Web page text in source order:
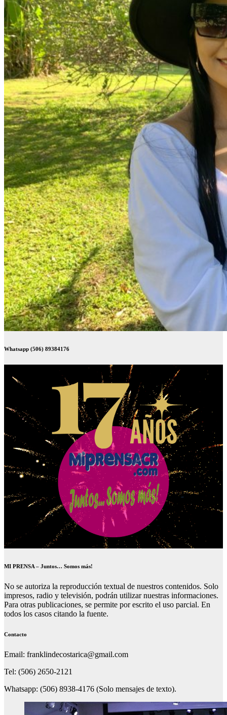
Whatsapp (506) 89384176
MI PRENSA – Juntos… Somos más!
No se autoriza la reproducción textual de nuestros contenidos. Solo
impresos, radio y televisión, podrán utilizar nuestras informaciones.
Para otras publicaciones, se permite por escrito el uso parcial. En
todos los casos citando la fuente.
Contacto
Email: franklindecostarica@gmail.com
Tel: (506) 2650-2121
Whatsapp: (506) 8938-4176 (Solo mensajes de texto).